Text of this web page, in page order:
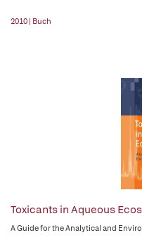
2010 | Buch
Toxicants in Aqueous
A Guide for the Analytical and